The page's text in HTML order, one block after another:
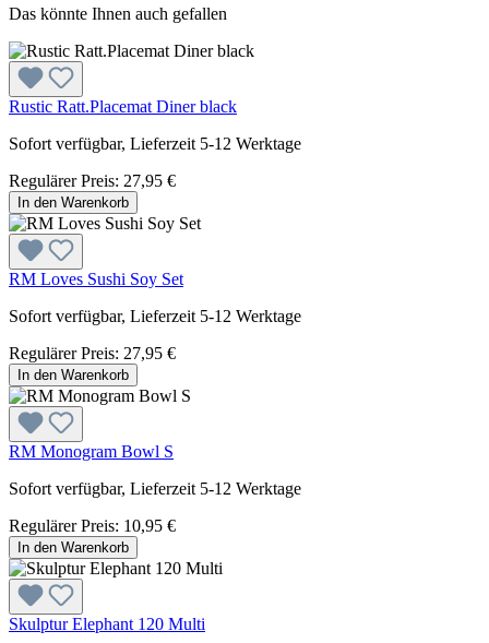
Das könnte Ihnen auch gefallen
Rustic Ratt.Placemat Diner black
Sofort verfügbar, Lieferzeit 5-12 Werktage
Regulärer Preis: 27,95 €
In den Warenkorb
RM Loves Sushi Soy Set
Sofort verfügbar, Lieferzeit 5-12 Werktage
Regulärer Preis: 27,95 €
In den Warenkorb
RM Monogram Bowl S
Sofort verfügbar, Lieferzeit 5-12 Werktage
Regulärer Preis: 10,95 €
In den Warenkorb
Skulptur Elephant 120 Multi